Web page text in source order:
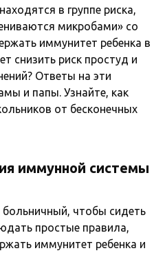
в группе риска,
микробами» со
иммунитет ребенка в
снизить риск простуд и
Ответы на эти
и папы. Узнайте, как
от бесконечных
иммунной системы
чтобы сидеть
простые правила,
иммунитет ребенка и